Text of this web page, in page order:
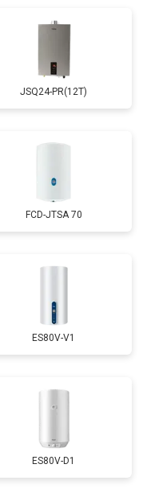
JSQ24-PR(12T)
FCD-JTSA 70
ES80V-V1
ES80V-D1